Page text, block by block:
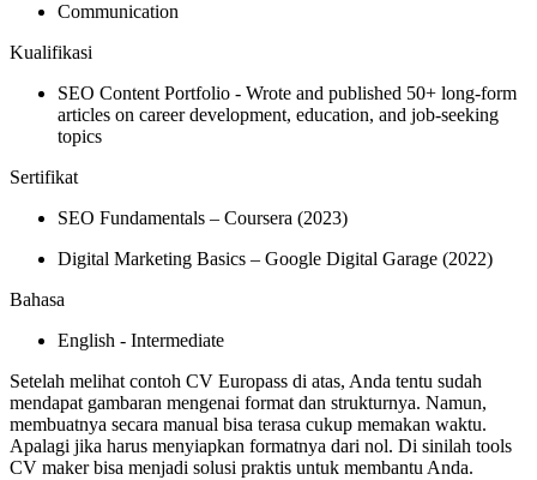
Communication
Kualifikasi
SEO Content Portfolio - Wrote and published 50+ long-form
articles on career development, education, and job-seeking
topics
Sertifikat
SEO Fundamentals – Coursera (2023)
Digital Marketing Basics – Google Digital Garage (2022)
Bahasa
English - Intermediate
Setelah melihat contoh CV Europass di atas, Anda tentu sudah
mendapat gambaran mengenai format dan strukturnya. Namun,
membuatnya secara manual bisa terasa cukup memakan waktu.
Apalagi jika harus menyiapkan formatnya dari nol. Di sinilah tools
CV maker bisa menjadi solusi praktis untuk membantu Anda.